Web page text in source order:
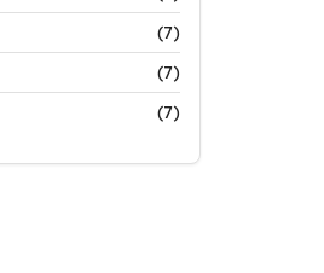
(7)
(7)
(7)